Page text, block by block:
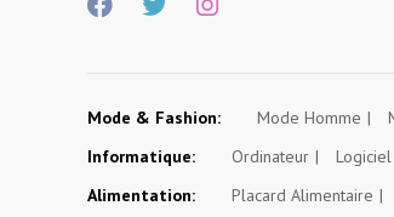
Mode & Fashion: Mode Homme
Informatique:
Ordinateur Logiciel
Alimentation:
Placard Alimentaire